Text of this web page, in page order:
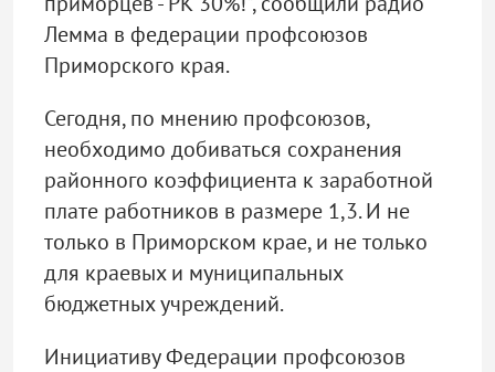
Лемма в федерации профсоюзов
Приморского края.
Сегодня, по мнению профсоюзов,
необходимо добиваться сохранения
районного коэффициента к заработной
плате работников в размере 1,3. И не
только в Приморском крае, и не только
для краевых и муниципальных
бюджетных учреждений.
Инициативу Федерации профсоюзов